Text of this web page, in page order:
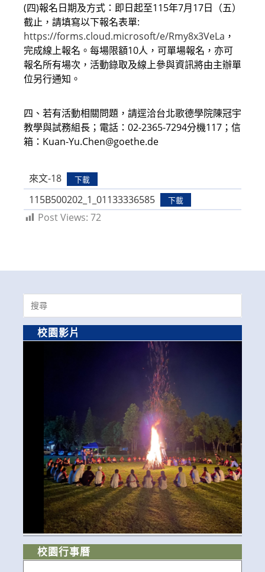
(四)報名日期及方式：即日起至115年7月17日（五）
截止，請填寫以下報名表單:
https://forms.cloud.microsoft/e/Rmy8x3VeLa ，
完成線上報名。每場限額10人，可單場報名，亦可
報名所有場次，活動錄取及線上參與資訊將由主辦單
位另行通知。
四、若有活動相關問題，請逕洽台北歌德學院陳冠宇
教學與試務組長；電話：02-2365-7294分機117；信
箱：Kuan-Yu.Chen@goethe.de
來文-18 下載
115B500202_1_01133336585 下載
Post Views: 72
Search
for:
校園影片
校園行事曆